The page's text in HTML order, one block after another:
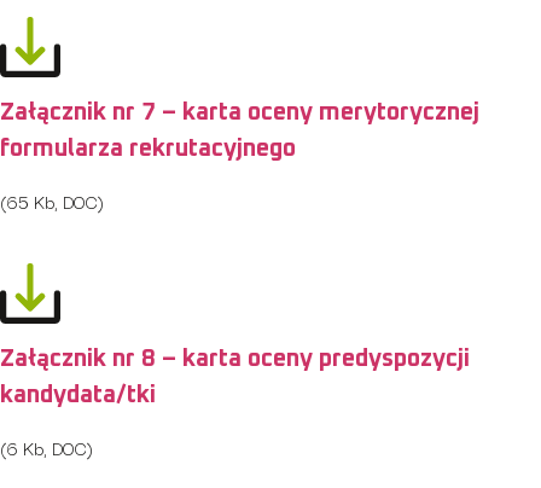
Załącznik nr 7 – karta oceny merytorycznej
formularza rekrutacyjnego
(65 Kb, DOC)
Załącznik nr 8 – karta oceny predyspozycji
kandydata/tki
(6 Kb, DOC)